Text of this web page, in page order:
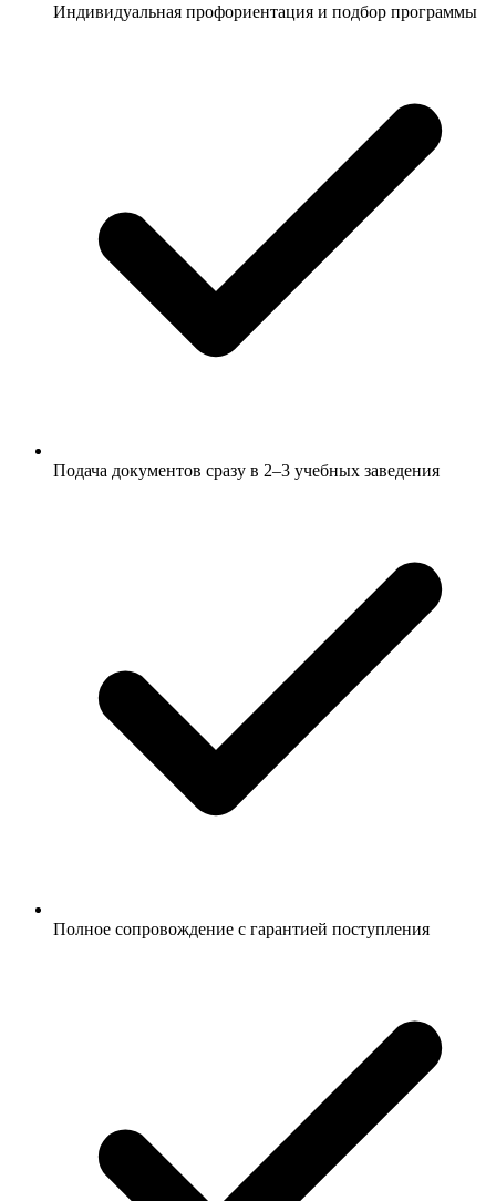
Индивидуальная профориентация и подбор программы
Подача документов сразу в 2–3 учебных заведения
Полное сопровождение с гарантией поступления